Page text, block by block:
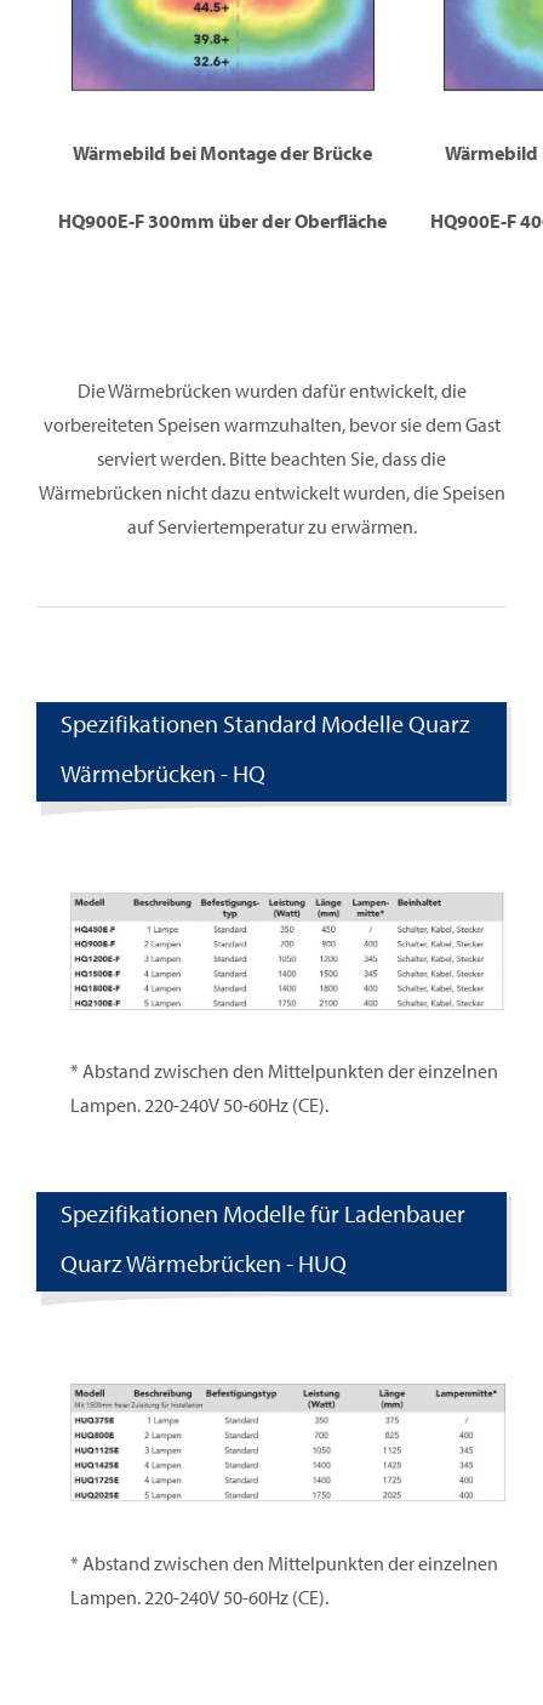
Wärmebild bei Montage der Brücke
HQ900E-F 300mm über der Oberfläche
Wärmebild
HQ900E-F
Die Wärmebrücken wurden dafür entwickelt, die
vorbereiteten Speisen warmzuhalten, bevor sie dem Gast
serviert werden. Bitte beachten Sie, dass die
Wärmebrücken nicht dazu entwickelt wurden, die Speisen
auf Serviertemperatur zu erwärmen.
Spezifikationen Standard Modelle Quarz
Wärmebrücken - HQ
* Abstand zwischen den Mittelpunkten der einzelnen
Lampen. 220-240V 50-60Hz (CE).
Spezifikationen Modelle für Ladenbauer
Quarz Wärmebrücken - HUQ
* Abstand zwischen den Mittelpunkten der einzelnen
Lampen. 220-240V 50-60Hz (CE).